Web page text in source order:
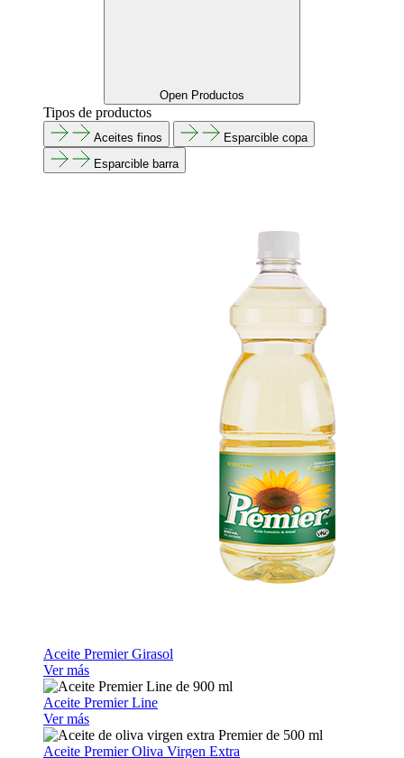
Open Productos
Tipos de productos
Aceites finos
Esparcible copa
Esparcible barra
Aceite Premier Girasol
Ver más
Aceite Premier Line
Ver más
Aceite Premier Oliva Virgen Extra